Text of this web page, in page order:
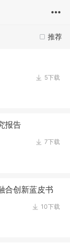
推荐
5下载
报告
7下载
合创新蓝皮书
10下载